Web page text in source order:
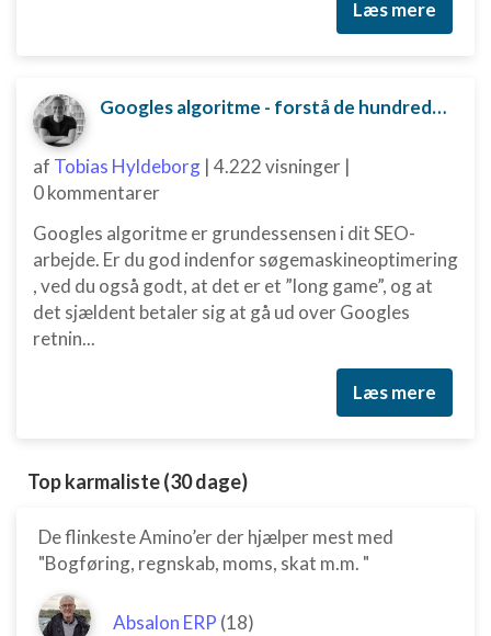
Læs mere
Googles algoritme - forstå de hundredvis af parametre bag
af Tobias Hyldeborg | 4.222 visninger |
0 kommentarer
Googles algoritme er grundessensen i dit SEO-
arbejde. Er du god indenfor søgemaskineoptimering
, ved du også godt, at det er et ”long game”, og at
det sjældent betaler sig at gå ud over Googles
retnin...
Læs mere
Top karmaliste (30 dage)
De flinkeste Amino’er der hjælper mest med
"Bogføring, regnskab, moms, skat m.m. "
Absalon ERP (18)